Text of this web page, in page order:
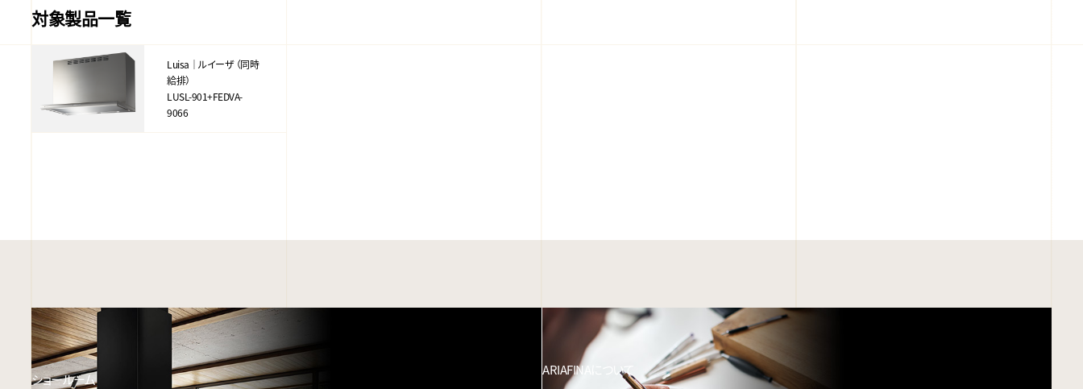
対象製品一覧
Luisa｜ルイーザ （同時
給排）
LUSL-901+FEDVA-
9066
ショールーム
ARIAFINAについて